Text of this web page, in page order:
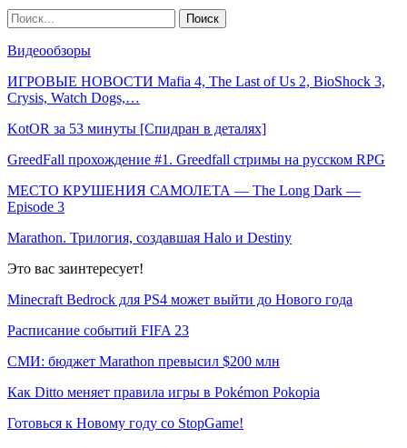
Видеообзоры
ИГРОВЫЕ НОВОСТИ Mafia 4, The Last of Us 2, BioShock 3,
Crysis, Watch Dogs,…
KotOR за 53 минуты [Спидран в деталях]
GreedFall прохождение #1. Greedfall стримы на русском RPG
МЕСТО КРУШЕНИЯ САМОЛЕТА — The Long Dark —
Episode 3
Marathon. Трилогия, создавшая Halo и Destiny
Это вас заинтересует!
Minecraft Bedrock для PS4 может выйти до Нового года
Расписание событий FIFA 23
СМИ: бюджет Marathon превысил $200 млн
Как Ditto меняет правила игры в Pokémon Pokopia
Готовься к Новому году со StopGame!